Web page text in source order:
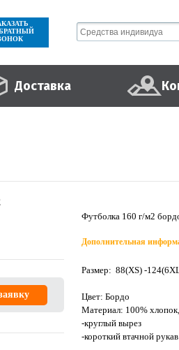
Доставка
Футболка 160 г/м2
Дополнительная
Размер: 88(XS) -
Цвет: Бордо
Материал: 100%
-круглый вырез
-короткий втачной рукав